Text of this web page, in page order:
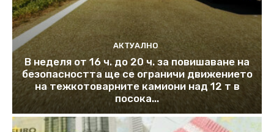
АКТУАЛНО
В неделя от 16 ч. до 20 ч. за повишаване на
безопасността ще се ограничи движението
на тежкотоварните камиони над 12 т в
посока...